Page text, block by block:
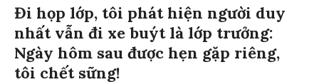
Đi họp lớp, tôi phát hiện người duy
nhất vẫn đi xe buýt là lớp trưởng:
Ngày hôm sau được hẹn gặp riêng,
tôi chết sững!